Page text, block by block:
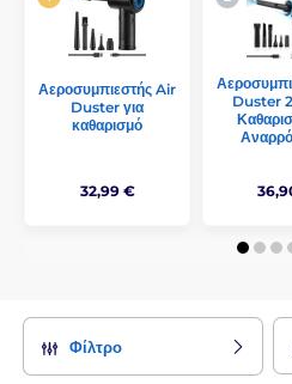
Αεροσυμπιεστής Air
Duster για
καθαρισμό
32,99 €
Duster
Φίλτρο